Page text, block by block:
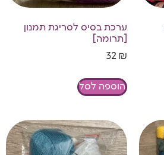
ערכת בסיס לסריגת תמנון
[תרומה]
32 ₪
הוספה לסל